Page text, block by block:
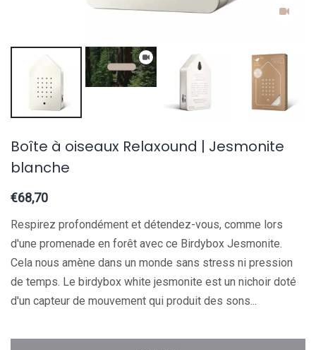
Boîte à oiseaux Relaxound | Jesmonite
blanche
€68,70
Respirez profondément et détendez-vous, comme lors
d'une promenade en forêt avec ce Birdybox Jesmonite.
Cela nous amène dans un monde sans stress ni pression
de temps. Le birdybox white jesmonite est un nichoir doté
d'un capteur de mouvement qui produit des sons...